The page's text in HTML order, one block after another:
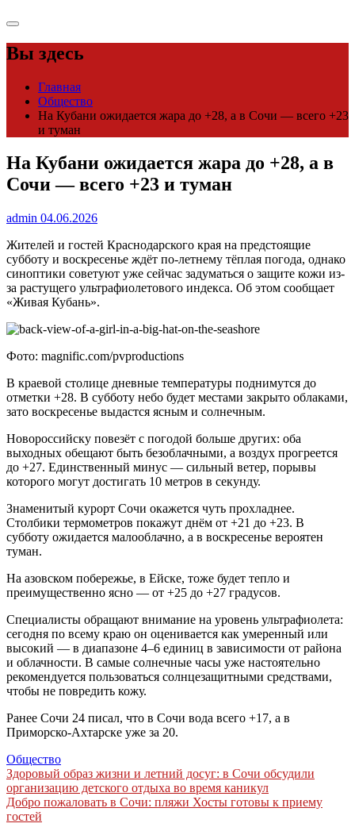
Вы здесь
Главная
Общество
На Кубани ожидается жара до +28, а в Сочи — всего +23
и туман
На Кубани ожидается жара до +28, а в
Сочи — всего +23 и туман
admin 04.06.2026
Жителей и гостей Краснодарского края на предстоящие
субботу и воскресенье ждёт по-летнему тёплая погода, однако
синоптики советуют уже сейчас задуматься о защите кожи из-
за растущего ультрафиолетового индекса. Об этом сообщает
«Живая Кубань».
Фото: magnific.com/pvproductions
В краевой столице дневные температуры поднимутся до
отметки +28. В субботу небо будет местами закрыто облаками,
зато воскресенье выдастся ясным и солнечным.
Новороссийску повезёт с погодой больше других: оба
выходных обещают быть безоблачными, а воздух прогреется
до +27. Единственный минус — сильный ветер, порывы
которого могут достигать 10 метров в секунду.
Знаменитый курорт Сочи окажется чуть прохладнее.
Столбики термометров покажут днём от +21 до +23. В
субботу ожидается малооблачно, а в воскресенье вероятен
туман.
На азовском побережье, в Ейске, тоже будет тепло и
преимущественно ясно — от +25 до +27 градусов.
Специалисты обращают внимание на уровень ультрафиолета:
сегодня по всему краю он оценивается как умеренный или
высокий — в диапазоне 4–6 единиц в зависимости от района
и облачности. В самые солнечные часы уже настоятельно
рекомендуется пользоваться солнцезащитными средствами,
чтобы не повредить кожу.
Ранее Сочи 24 писал, что в Сочи вода всего +17, а в
Приморско-Ахтарске уже за 20.
Общество
Навигация
по
записям
Здоровый образ жизни и летний досуг: в Сочи обсудили
организацию детского отдыха во время каникул
Добро пожаловать в Сочи: пляжи Хосты готовы к приему
гостей